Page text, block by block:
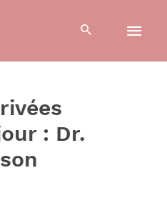
: Dr.